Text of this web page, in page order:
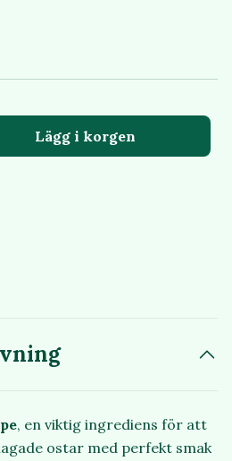
Lägg i korgen
, en viktig ingrediens för att
ostar med perfekt smak